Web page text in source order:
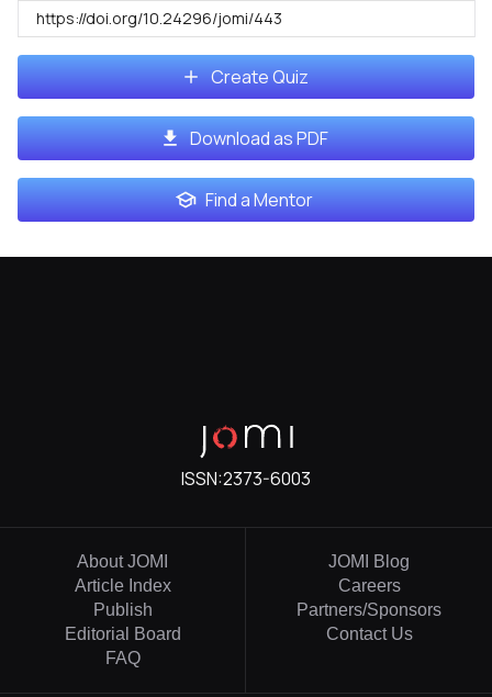
https://doi.org/10.24296/jomi/443
Create Quiz
Download as PDF
Find a Mentor
ISSN:2373-6003
About JOMI
Article Index
Publish
Editorial Board
FAQ
JOMI Blog
Careers
Partners/Sponsors
Contact Us